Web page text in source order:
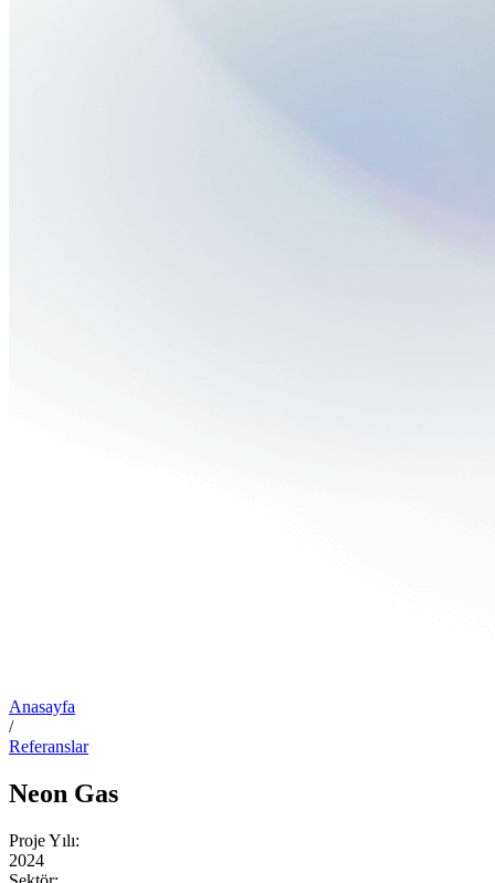
Anasayfa
/
Referanslar
Neon Gas
Proje Yılı:
2024